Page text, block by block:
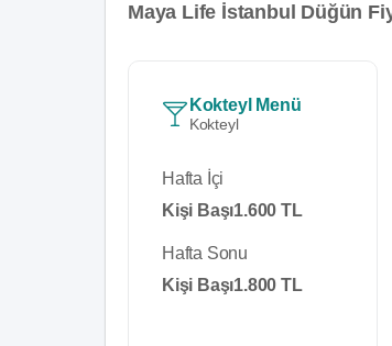
Maya Life İstanbul Düğün
Kokteyl Menü
Kokteyl
Hafta İçi
Kişi Başı1.600 TL
Hafta Sonu
Kişi Başı1.800 TL